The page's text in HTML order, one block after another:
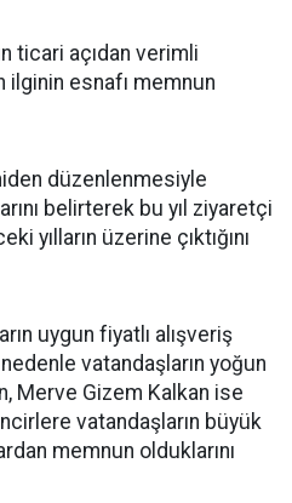
ticari açıdan verimli
esnafı memnun
düzenlenmesiyle
belirterek bu yıl ziyaretçi
yılların üzerine çıktığını
uygun fiyatlı alışveriş
vatandaşların yoğun
Merve Gizem Kalkan ise
vatandaşların büyük
memnun olduklarını